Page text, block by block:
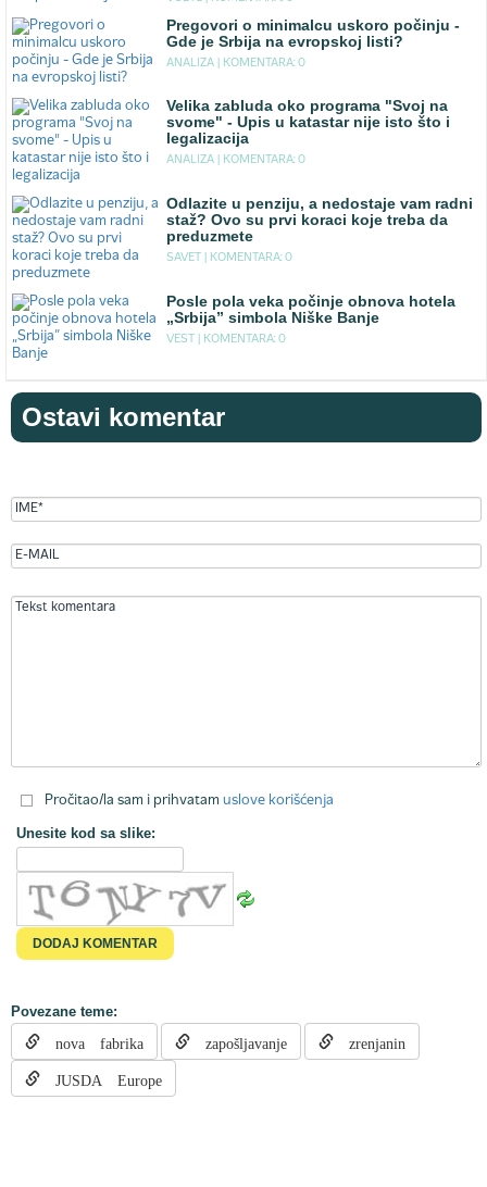
Pregovori o minimalcu uskoro počinju -
Gde je Srbija na evropskoj listi?
ANALIZA | KOMENTARA: 0
Velika zabluda oko programa "Svoj na
svome" - Upis u katastar nije isto što i
legalizacija
ANALIZA | KOMENTARA: 0
Odlazite u penziju, a nedostaje vam radni
staž? Ovo su prvi koraci koje treba da
preduzmete
SAVET | KOMENTARA: 0
Posle pola veka počinje obnova hotela
„Srbija” simbola Niške Banje
VEST | KOMENTARA: 0
Ostavi komentar
Pročitao/la sam i prihvatam uslove korišćenja
Unesite kod sa slike:
Povezane teme:
nova fabrika zapošljavanje zrenjanin
JUSDA Europe